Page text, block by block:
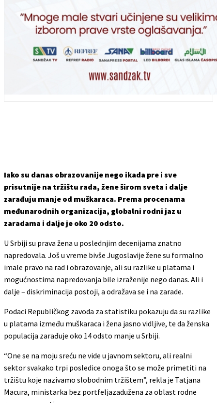
Iako su danas obrazovanije nego ikada pre i sve
prisutnije na tržištu rada, žene širom sveta i dalje
zarađuju manje od muškaraca. Prema procenama
međunarodnih organizacija, globalni rodni jaz u
zaradama i dalje je oko 20 odsto.
U Srbiji su prava žena u poslednjim decenijama znatno
napredovala. Još u vreme bivše Jugoslavije žene su formalno
imale pravo na rad i obrazovanje, ali su razlike u platama i
mogućnostima napredovanja bile izraženije nego danas. Ali i
dalje – diskriminacija postoji, a odražava se i na zarade.
Podaci Republičkog zavoda za statistiku pokazuju da su razlike
u platama između muškaraca i žena jasno vidljive, te da ženska
populacija zarađuje oko 14 odsto manje u Srbiji.
“One se na moju sreću ne vide u javnom sektoru, ali realni
sektor svakako trpi posledice onoga što se može primetiti na
tržištu koje nazivamo slobodnim tržištem”, rekla je Tatjana
Macura, ministarka bez portfeljazadužena za oblast rodne